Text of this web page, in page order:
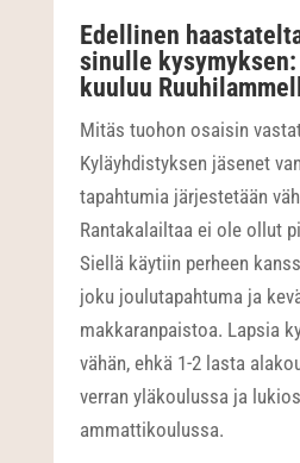
Edellinen
sinulle
kuuluu
Mitäs tuohon osaisin
Kyläyhdistyksen jäsenet
tapahtumia järjestetään
Rantakalailtaa ei ole ollut
Siellä käytiin perheen
joku joulutapahtuma ja
makkaranpaistoa. Lapsia
vähän, ehkä 1-2 lasta
verran yläkoulussa ja
ammattikoulussa.